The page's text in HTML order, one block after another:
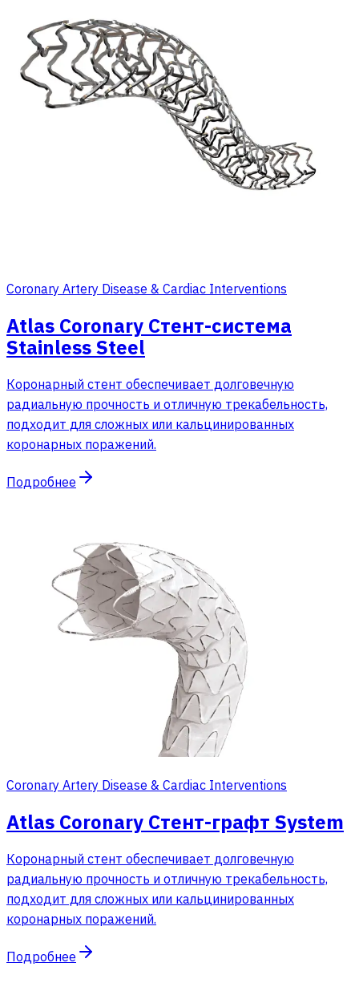
Coronary Artery Disease & Cardiac Interventions
Atlas Coronary Стент-система
Stainless Steel
Коронарный стент обеспечивает долговечную
радиальную прочность и отличную трекабельность,
подходит для сложных или кальцинированных
коронарных поражений.
Подробнее
Coronary Artery Disease & Cardiac Interventions
Atlas Coronary Стент-графт System
Коронарный стент обеспечивает долговечную
радиальную прочность и отличную трекабельность,
подходит для сложных или кальцинированных
коронарных поражений.
Подробнее